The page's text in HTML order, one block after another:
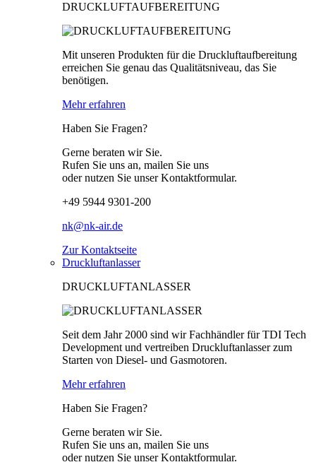
DRUCKLUFTAUFBEREITUNG
Mit unseren Produkten für die Druckluftaufbereitung
erreichen Sie genau das Qualitätsniveau, das Sie
benötigen.
Mehr erfahren
Haben Sie Fragen?
Gerne beraten wir Sie.
Rufen Sie uns an, mailen Sie uns
oder nutzen Sie unser Kontaktformular.
+49 5944 9301-200
nk@nk-air.de
Zur Kontaktseite
Druckluftanlasser
DRUCKLUFTANLASSER
Seit dem Jahr 2000 sind wir Fachhändler für TDI Tech
Development und vertreiben Druckluftanlasser zum
Starten von Diesel- und Gasmotoren.
Mehr erfahren
Haben Sie Fragen?
Gerne beraten wir Sie.
Rufen Sie uns an, mailen Sie uns
oder nutzen Sie unser Kontaktformular.